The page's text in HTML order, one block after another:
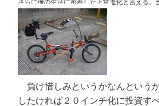
さらに俺の生活に密着した正常進化と言える。
負け惜しみというかなんという
したければ２０インチ化に投資す